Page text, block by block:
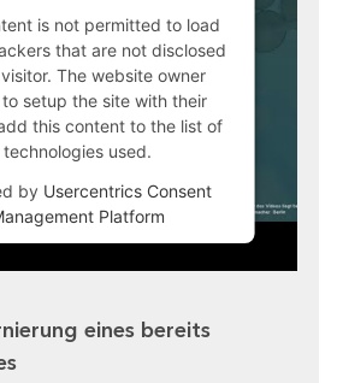
is not permitted to load
that are not disclosed
The website owner
setup the site with their
this content to the list of
technologies used.
by Usercentrics Consent
Platform
eines bereits